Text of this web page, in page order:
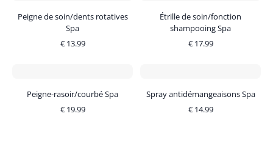
Peigne de soin/dents rotatives
Spa
€ 13.99
Étrille de soin/fonction
shampooing Spa
€ 17.99
Peigne-rasoir/courbé Spa
€ 19.99
Spray antidémangeaisons Spa
€ 14.99